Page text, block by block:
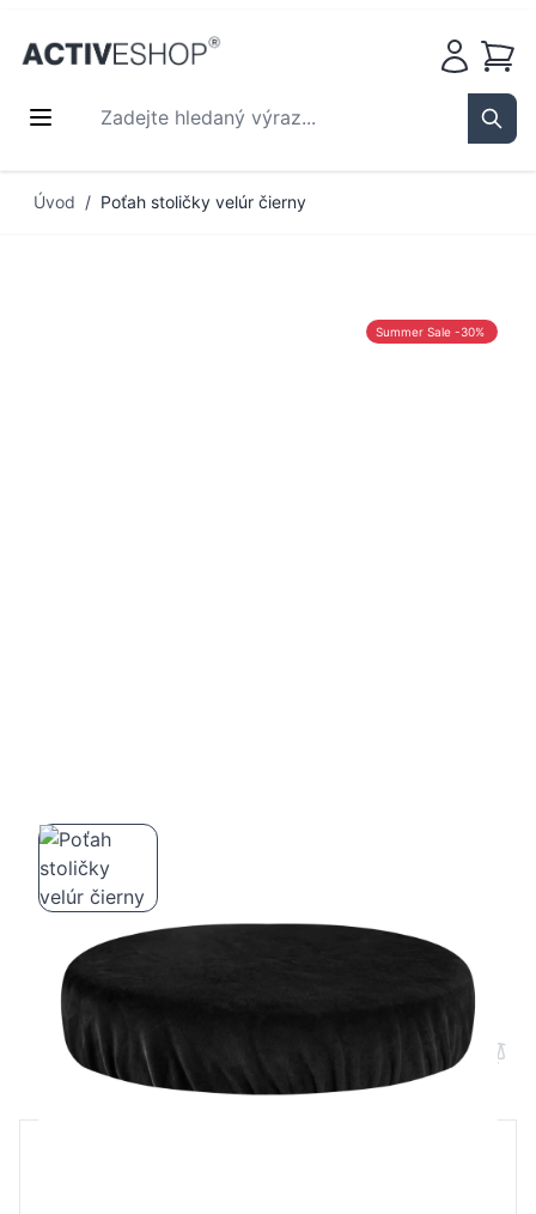
Zadejte hledaný výraz...
Košík
Úvod / Poťah stoličky velúr čierny
Summer Sale -30%
Poťah stoličky velúr čierny
B2B cena Maloobchodní cena